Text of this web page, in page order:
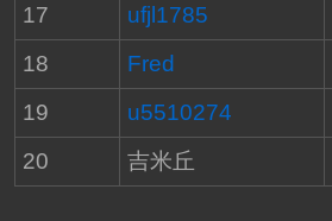
17
ufjl1785
18
Fred
19
u5510274
20
吉米丘